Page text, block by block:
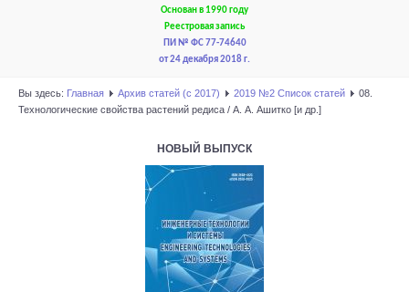
Основан в 1990 году
Реестровая запись
ПИ № ФС 77-74640
от 24 декабря 2018 г.
Вы здесь: Главная Архив статей (с 2017) 2019 №2 Список статей
08.
Технологические свойства растений редиса / А. А. Ашитко [и др.]
НОВЫЙ ВЫПУСК